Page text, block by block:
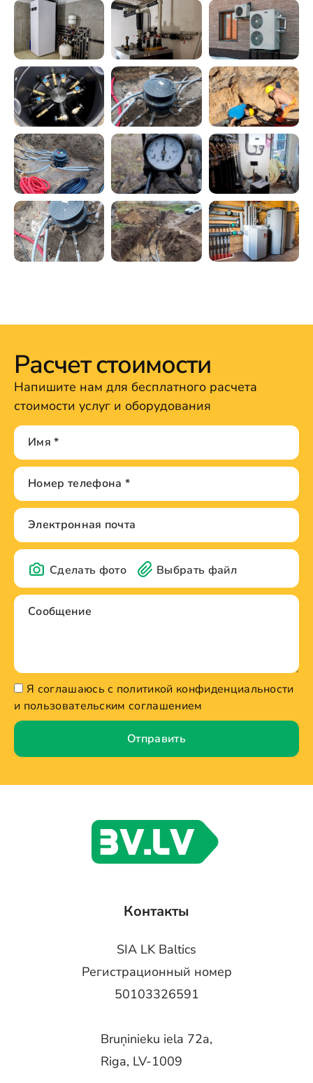
Расчет стоимости
Напишите нам для бесплатного расчета
стоимости услуг и оборудования
Сделать фото Выбрать файл
Я соглашаюсь с политикой конфиденциальности
и пользовательским соглашением
Отправить
Контакты
SIA LK Baltics
Регистрационный номер
50103326591
Bruņinieku iela 72a,
Riga, LV-1009